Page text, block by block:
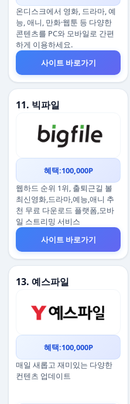
온디스크에서 영화, 드라마, 예
능, 애니, 만화·웹툰 등 다양한
콘텐츠를 PC와 모바일로 간편
하게 이용하세요.
사이트 바로가기
11. 빅파일
혜택:100,000P
웹하드 순위 1위, 출퇴근길 볼
최신영화,드라마,예능,애니 추
천 무료 다운로드 플랫폼,모바
일 스트리밍 서비스
사이트 바로가기
13. 예스파일
혜택:100,000P
매일 새롭고 재미있는 다양한
컨텐츠 업데이트